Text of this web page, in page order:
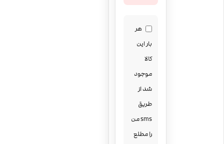
هر
بار این
کالا
موجود
شد از
طریق
sms من
را مطلع